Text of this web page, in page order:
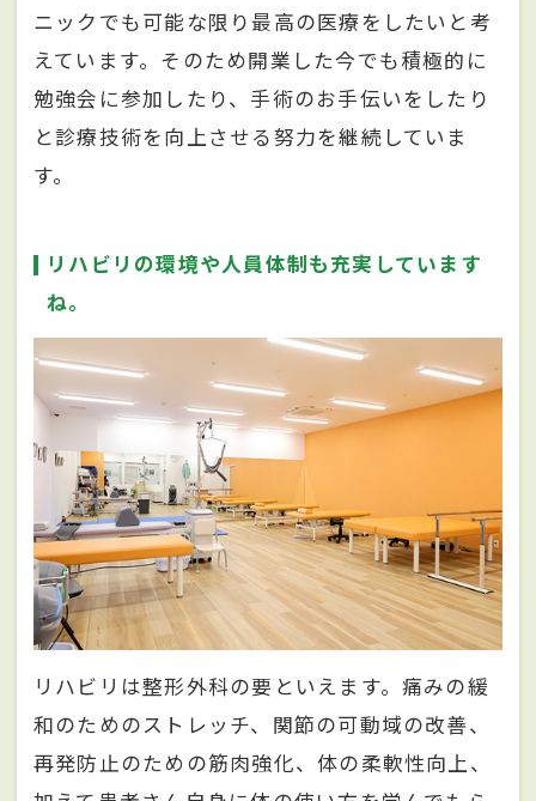
ニックでも可能な限り最高の医療をしたいと考
えています。そのため開業した今でも積極的に
勉強会に参加したり、手術のお手伝いをしたり
と診療技術を向上させる努力を継続していま
す。
リハビリの環境や人員体制も充実しています
ね。
リハビリは整形外科の要といえます。痛みの緩
和のためのストレッチ、関節の可動域の改善、
再発防止のための筋肉強化、体の柔軟性向上、